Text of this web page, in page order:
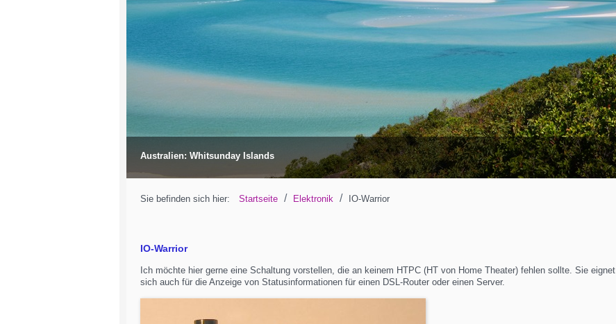
Australien: Whitsunday Islands
Sie befinden sich hier: Startseite / Elektronik / IO-Warrior
IO-Warrior
Ich möchte hier gerne eine Schaltung vorstellen, die an keinem HTPC (HT von Home Theater) fehlen sollte. Sie eignet
sich auch für die Anzeige von Statusinformationen für einen DSL-Router oder einen Server.